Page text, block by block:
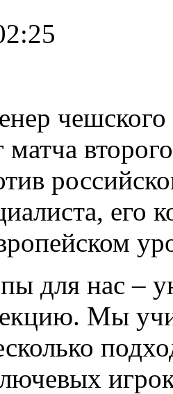
матча
его
для нас –
Мы